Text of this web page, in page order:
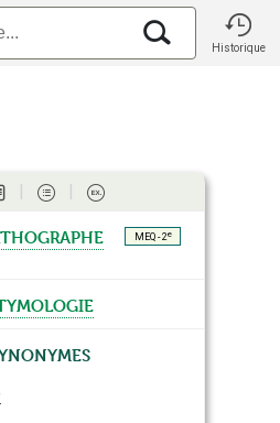
Historique
MEQ - 2e